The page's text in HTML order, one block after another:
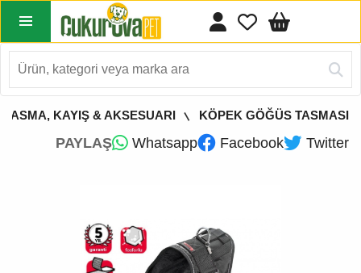
TASMA, KAYIŞ & AKSESUARI KÖPEK GÖĞÜS TASMASI
PAYLAŞ Whatsapp Facebook Twitter